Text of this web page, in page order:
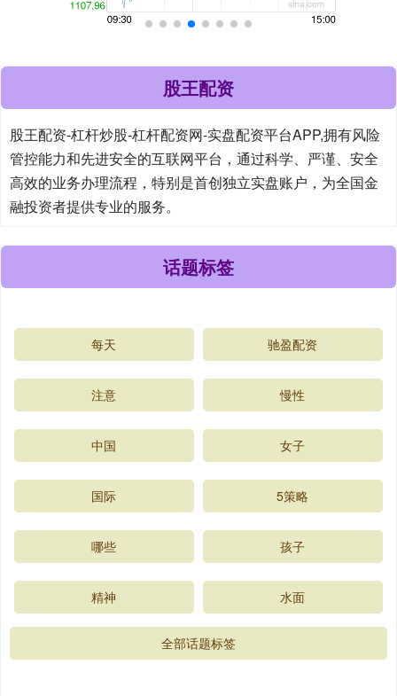
股王配资
股王配资-杠杆炒股-杠杆配资网-实盘配资平台APP,拥有风险
管控能力和先进安全的互联网平台，通过科学、严谨、安全
高效的业务办理流程，特别是首创独立实盘账户，为全国金
融投资者提供专业的服务。
话题标签
每天 驰盈配资
注意 慢性
中国 女子
国际 5策略
哪些 孩子
精神 水面
全部话题标签